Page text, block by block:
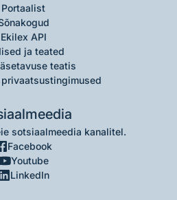
Portaalist
Ekilex API
ja teated
teatis
sotsiaalmeedia kanalitel.
Facebook
Youtube
LinkedIn